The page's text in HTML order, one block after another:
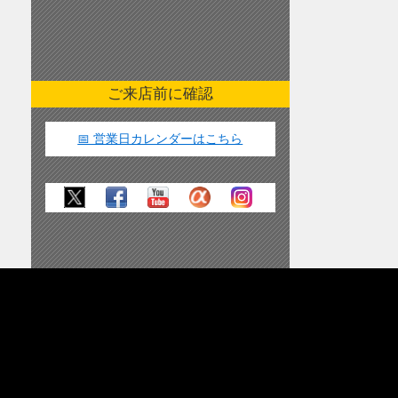
ご来店前に確認
📅 営業日カレンダーはこちら